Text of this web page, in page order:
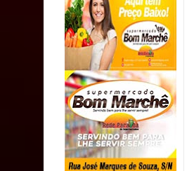
Caldas Brandão:
são referentes a